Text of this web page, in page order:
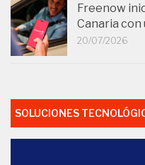
Freenow
Canaria con
20/07/2026
SOLUCIONES